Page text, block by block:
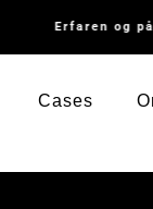
Erfaren og
Cases